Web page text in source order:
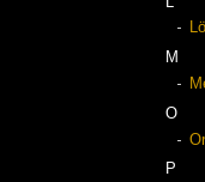
M
O
P